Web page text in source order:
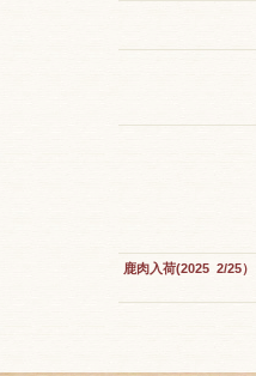
鹿肉入荷(2025 2/25）